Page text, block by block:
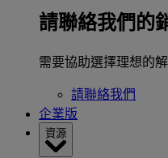
請聯絡我們的
需要協助選擇理想的
請聯絡我們
企業版
資源